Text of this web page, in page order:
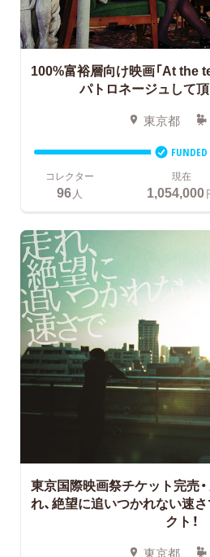
100%富裕層向け映画「At the
パトロネージュして
東京都
FUNDED
コレクター
96人
現在
1,054,000
東京国際映画祭チケット完売
れ、絶望に追いつかれない速
クト！
東京都